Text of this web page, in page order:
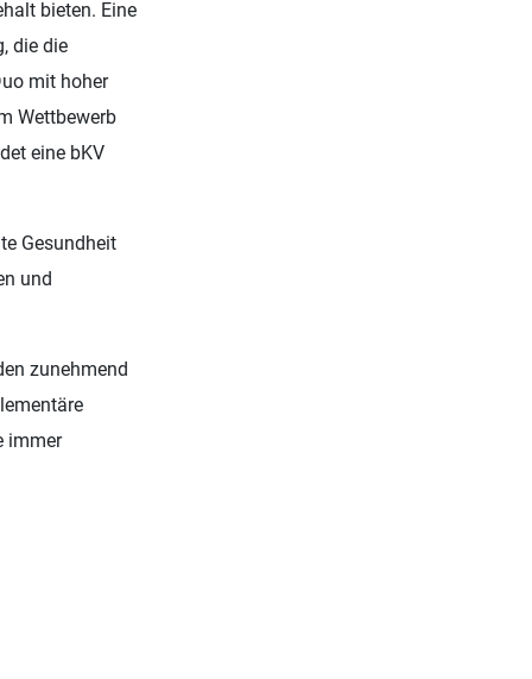
bieten. Eine
die die
mit hoher
Wettbewerb
eine bKV
Gesundheit
und
zunehmend
immer